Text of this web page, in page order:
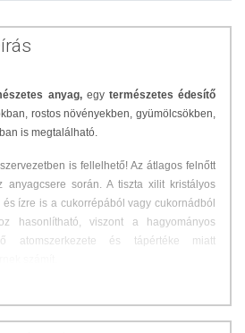
anyag, egy természetes édesítő
rostos növényekben, gyümölcsökben,
is megtalálható.
is fellelhető! Az átlagos felnőtt
során. A tiszta xilit kristályos
ízre is a cukorrépából vagy cukornádból
hasonlítható, viszont a hagyományos
atomszerkezete és tápértéke miatt